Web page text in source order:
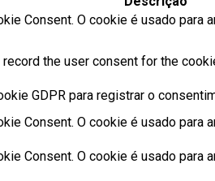
Consent. O cookie é usado para
the user consent for the
GDPR para registrar o
Consent. O cookie é usado para
Consent. O cookie é usado para